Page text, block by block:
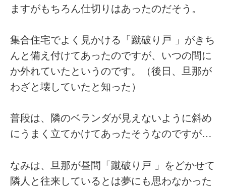
ますがもちろん仕切りはあったのだそう。
集合住宅でよく見かける「蹴破り戸 」がきち
んと備え付けてあったのですが、いつの間に
か外れていたというのです。（後日、旦那が
わざと壊していたと知った）
普段は、隣のベランダが見えないように斜め
にうまく立てかけてあったそうなのですが…
なみは、旦那が昼間「蹴破り戸 」をどかせて
隣人と往来しているとは夢にも思わなかった